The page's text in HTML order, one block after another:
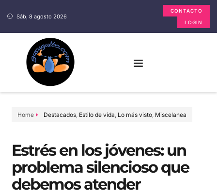
Sáb, 8 agosto 2026
CONTACTO
LOGIN
Home Destacados, Estilo de vida, Lo más visto, Miscelanea
Estrés en los jóvenes: un
problema silencioso que
debemos atender